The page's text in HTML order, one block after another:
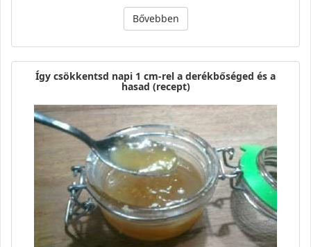
Bővebben
Így csökkentsd napi 1 cm-rel a derékbőséged és a
hasad (recept)